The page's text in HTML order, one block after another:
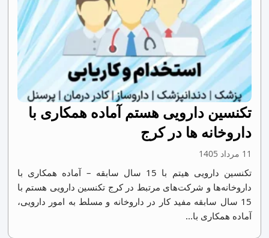
تکنسین دارویی هستم آماده همکاری با
داروخانه ها در کرج
11 مرداد 1405
تکنسین دارویی هیتم با 15 سال سابقه – آماده همکاری با
داروخانه‌ها و شرکت‌های مرتبط در کرج تکنسین دارویی هستم با
15 سال سابقه مفید کار در داروخانه و مسلط به امور دارویی،
آماده همکاری با...